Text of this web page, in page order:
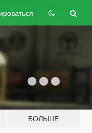
БОЛЬШЕ